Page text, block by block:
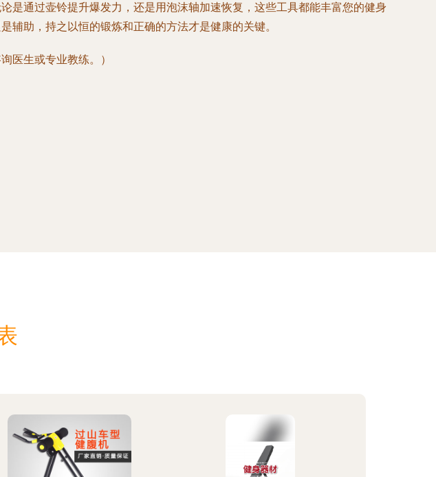
是通过壶铃提升爆发力，还是用泡沫轴加速恢复，这些工具都能丰富您的健身
助，持之以恒的锻炼和正确的方法才是健康的关键。
医生或专业教练。）